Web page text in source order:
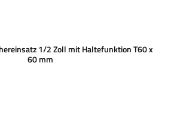
1/2 Zoll mit Haltefunktion T60 x
60 mm